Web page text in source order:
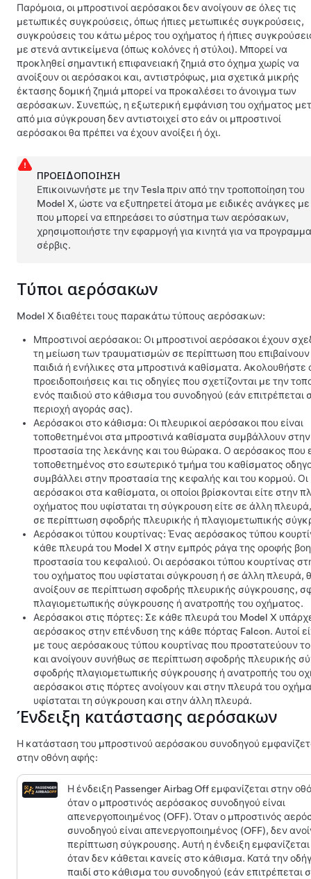
Παρόμοια, οι μπροστινοί αερόσακοι δεν ανοίγουν σε όλες τις
μετωπικές συγκρούσεις, όπως ήπιες μετωπικές συγκρούσεις,
συγκρούσεις του κάτω μέρος του οχήματος ή ήπιες
με στενά αντικείμενα (όπως κολόνες ή στύλοι). Μπορεί να
προκληθεί σημαντική επιφανειακή ζημιά στο όχημα χωρίς να
ανοίξουν οι αερόσακοι και, αντιστρόφως, μια σχετικά μικρής
έκτασης δομική ζημιά μπορεί να προκαλέσει το άνοιγμα των
αερόσακων. Συνεπώς, η εξωτερική εμφάνιση του οχήματος
από μια σύγκρουση δεν αντιστοιχεί στο εάν οι μπροστινοί
αερόσακοι θα πρέπει να έχουν ανοίξει ή όχι.
ΠΡΟΕΙΔΟΠΟΊΗΣΗ
Επικοινωνήστε με την Tesla πριν από την τροποποίηση του
Model X, ώστε να εξυπηρετεί άτομα με ειδικές ανάγκες
που μπορεί να επηρεάσει το σύστημα των αερόσακων,
χρησιμοποιήστε την εφαρμογή για κινητά για να
σέρβις.
Τύποι αερόσακων
Model X διαθέτει τους παρακάτω τύπους αερόσακων:
Μπροστινοί αερόσακοι: Οι μπροστινοί αερόσακοι έχουν
τη μείωση των τραυματισμών σε περίπτωση που
παιδιά ή ενήλικες στα μπροστινά καθίσματα. Ακολουθήστε
προειδοποιήσεις και τις οδηγίες που σχετίζονται με την
ενός παιδιού στο κάθισμα του συνοδηγού (εάν επιτρέπεται
περιοχή αγοράς σας).
Αερόσακοι στο κάθισμα: Οι πλευρικοί αερόσακοι που είναι
τοποθετημένοι στα μπροστινά καθίσματα συμβάλλουν στην
προστασία της λεκάνης και του θώρακα. Ο αερόσακος που
τοποθετημένος στο εσωτερικό τμήμα του καθίσματος
συμβάλλει στην προστασία της κεφαλής και του κορμού. Οι
αερόσακοι στα καθίσματα, οι οποίοι βρίσκονται είτε στην
οχήματος που υφίσταται τη σύγκρουση είτε σε άλλη
σε περίπτωση σφοδρής πλευρικής ή πλαγιομετωπικής
Αερόσακοι τύπου κουρτίνας: Ένας αερόσακος τύπου
κάθε πλευρά του Model X στην εμπρός ράγα της οροφής
προστασία του κεφαλιού. Οι αερόσακοι τύπου κουρτίνας
του οχήματος που υφίσταται σύγκρουση ή σε άλλη πλευρά,
ανοίξουν σε περίπτωση σφοδρής πλευρικής σύγκρουσης,
πλαγιομετωπικής σύγκρουσης ή ανατροπής του οχήματος.
Αερόσακοι στις πόρτες: Σε κάθε πλευρά του Model X
αερόσακος στην επένδυση της κάθε πόρτας Falcon. Αυτοί
με τους αερόσακους τύπου κουρτίνας που προστατεύουν
και ανοίγουν συνήθως σε περίπτωση σφοδρής πλευρικής
σφοδρής πλαγιομετωπικής σύγκρουσης ή ανατροπής του
αερόσακοι στις πόρτες ανοίγουν και στην πλευρά του
υφίσταται τη σύγκρουση και στην άλλη πλευρά.
Ένδειξη κατάστασης αερόσακων
Η κατάσταση του μπροστινού αερόσακου συνοδηγού
στην οθόνη αφής:
Η ένδειξη Passenger Airbag Off εμφανίζεται στην
όταν ο μπροστινός αερόσακος συνοδηγού είναι
απενεργοποιημένος (OFF). Όταν ο μπροστινός
συνοδηγού είναι απενεργοποιημένος (OFF), δεν
περίπτωση σύγκρουσης. Αυτή η ένδειξη
όταν δεν κάθεται κανείς στο κάθισμα. Κατά την
παιδί στο κάθισμα του συνοδηγού (εάν επιτρέπεται